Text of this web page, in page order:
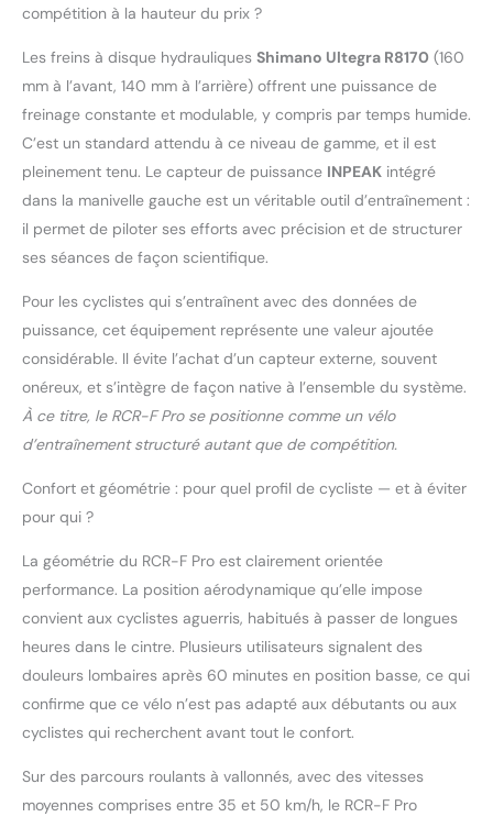
compétition à la hauteur du prix ?
Les freins à disque hydrauliques Shimano Ultegra R8170 (160
mm à l’avant, 140 mm à l’arrière) offrent une puissance de
freinage constante et modulable, y compris par temps humide.
C’est un standard attendu à ce niveau de gamme, et il est
pleinement tenu. Le capteur de puissance INPEAK intégré
dans la manivelle gauche est un véritable outil d’entraînement :
il permet de piloter ses efforts avec précision et de structurer
ses séances de façon scientifique.
Pour les cyclistes qui s’entraînent avec des données de
puissance, cet équipement représente une valeur ajoutée
considérable. Il évite l’achat d’un capteur externe, souvent
onéreux, et s’intègre de façon native à l’ensemble du système.
À ce titre, le RCR-F Pro se positionne comme un vélo
d’entraînement structuré autant que de compétition.
Confort et géométrie : pour quel profil de cycliste — et à éviter
pour qui ?
La géométrie du RCR-F Pro est clairement orientée
performance. La position aérodynamique qu’elle impose
convient aux cyclistes aguerris, habitués à passer de longues
heures dans le cintre. Plusieurs utilisateurs signalent des
douleurs lombaires après 60 minutes en position basse, ce qui
confirme que ce vélo n’est pas adapté aux débutants ou aux
cyclistes qui recherchent avant tout le confort.
Sur des parcours roulants à vallonnés, avec des vitesses
moyennes comprises entre 35 et 50 km/h, le RCR-F Pro